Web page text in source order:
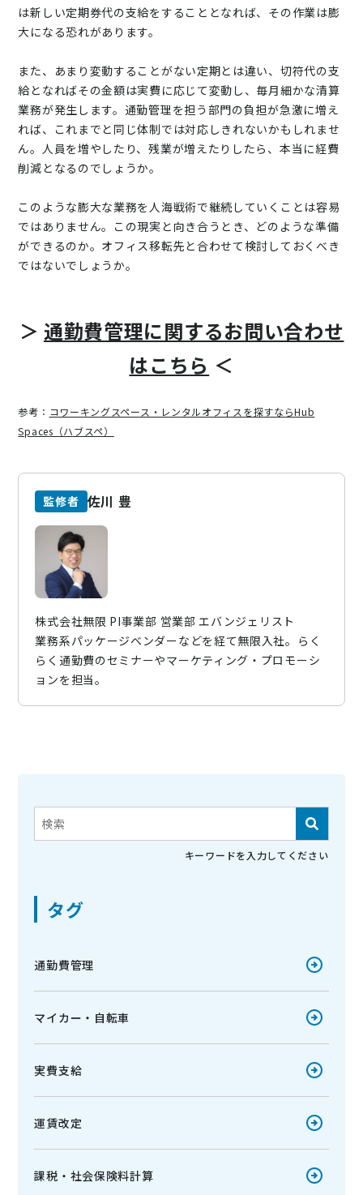
は新しい定期券代の支給をすることとなれば、その作業は膨
大になる恐れがあります。
また、あまり変動することがない定期とは違い、切符代の支
給となればその金額は実費に応じて変動し、毎月細かな清算
業務が発生します。通勤管理を担う部門の負担が急激に増え
れば、これまでと同じ体制では対応しきれないかもしれませ
ん。人員を増やしたり、残業が増えたりしたら、本当に経費
削減となるのでしょうか。
このような膨大な業務を人海戦術で継続していくことは容易
ではありません。この現実と向き合うとき、どのような準備
ができるのか。オフィス移転先と合わせて検討しておくべき
ではないでしょうか。
＞ 通勤費管理に関するお問い合わせ
はこちら ＜
参考： コワーキングスペース・レンタルオフィスを探すならHub
Spaces（ハブスペ）
監修者 佐川 豊
株式会社無限 PI事業部 営業部 エバンジェリスト
業務系パッケージベンダーなどを経て無限入社。らく
らく通勤費のセミナーやマーケティング・プロモーシ
ョンを担当。
これは、自動候補機能付きの検索フィールドです。
検索フィールドが空なので、候補はありません。
キーワードを入力してください
タグ
通勤費管理
マイカー・自転車
実費支給
運賃改定
課税・社会保険料計算